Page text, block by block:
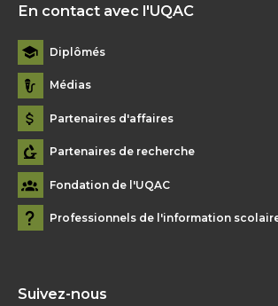
En contact avec l'UQAC
Diplômés
Médias
Partenaires d'affaires
Partenaires de recherche
Fondation de l'UQAC
Professionnels de l'information
Suivez-nous